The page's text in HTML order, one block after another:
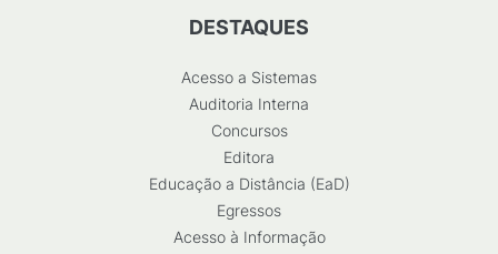
DESTAQUES
Acesso a Sistemas
Auditoria Interna
Concursos
Editora
Educação a Distância (EaD)
Egressos
Acesso à Informação